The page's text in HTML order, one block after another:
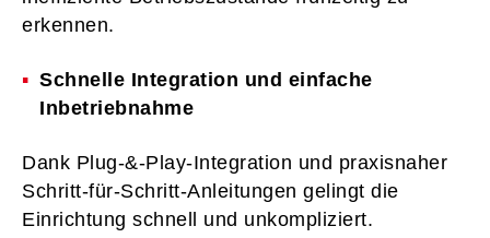
erkennen.
Schnelle Integration und einfache
Inbetriebnahme
Dank Plug-&-Play-Integration und praxisnaher
Schritt-für-Schritt-Anleitungen gelingt die
Einrichtung schnell und unkompliziert.